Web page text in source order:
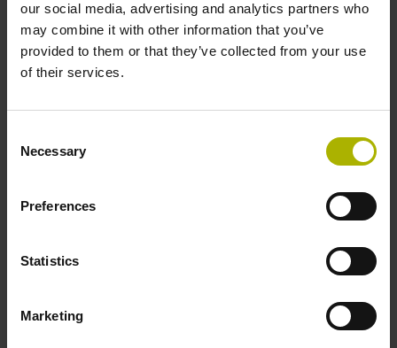
our social media, advertising and analytics partners who
may combine it with other information that you’ve
provided to them or that they’ve collected from your use
of their services.
Selection
Necessary
Preferences
Statistics
Marketing
Aktueller Browser Mozilla Firefox oder Google Chrome
WebCam wird empfohlen
價格